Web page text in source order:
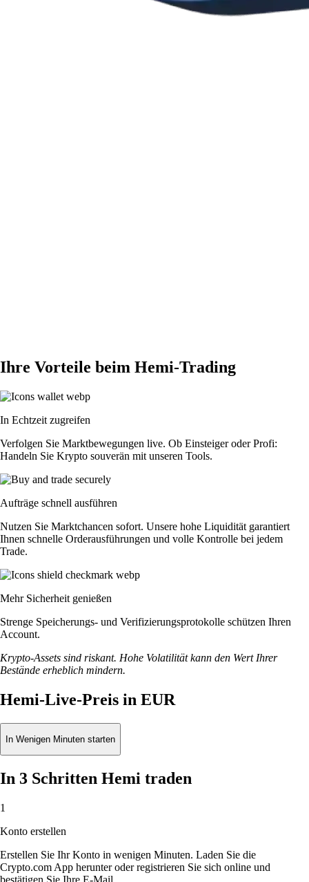
Ihre Vorteile beim Hemi-Trading
In Echtzeit zugreifen
Verfolgen Sie Marktbewegungen live. Ob Einsteiger oder Profi:
Handeln Sie Krypto souverän mit unseren Tools.
Aufträge schnell ausführen
Nutzen Sie Marktchancen sofort. Unsere hohe Liquidität garantiert
Ihnen schnelle Orderausführungen und volle Kontrolle bei jedem
Trade.
Mehr Sicherheit genießen
Strenge Speicherungs- und Verifizierungsprotokolle schützen Ihren
Account.
Krypto-Assets sind riskant. Hohe Volatilität kann den Wert Ihrer
Bestände erheblich mindern.
Hemi-Live-Preis in EUR
In Wenigen Minuten starten
In 3 Schritten Hemi traden
1
Konto erstellen
Erstellen Sie Ihr Konto in wenigen Minuten. Laden Sie die
Crypto.com App herunter oder registrieren Sie sich online und
bestätigen Sie Ihre E-Mail.